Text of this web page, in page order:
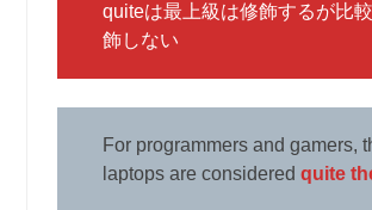
quiteは最上級は修飾するが比
飾しない
For programmers and gamers,
laptops are consideredquite